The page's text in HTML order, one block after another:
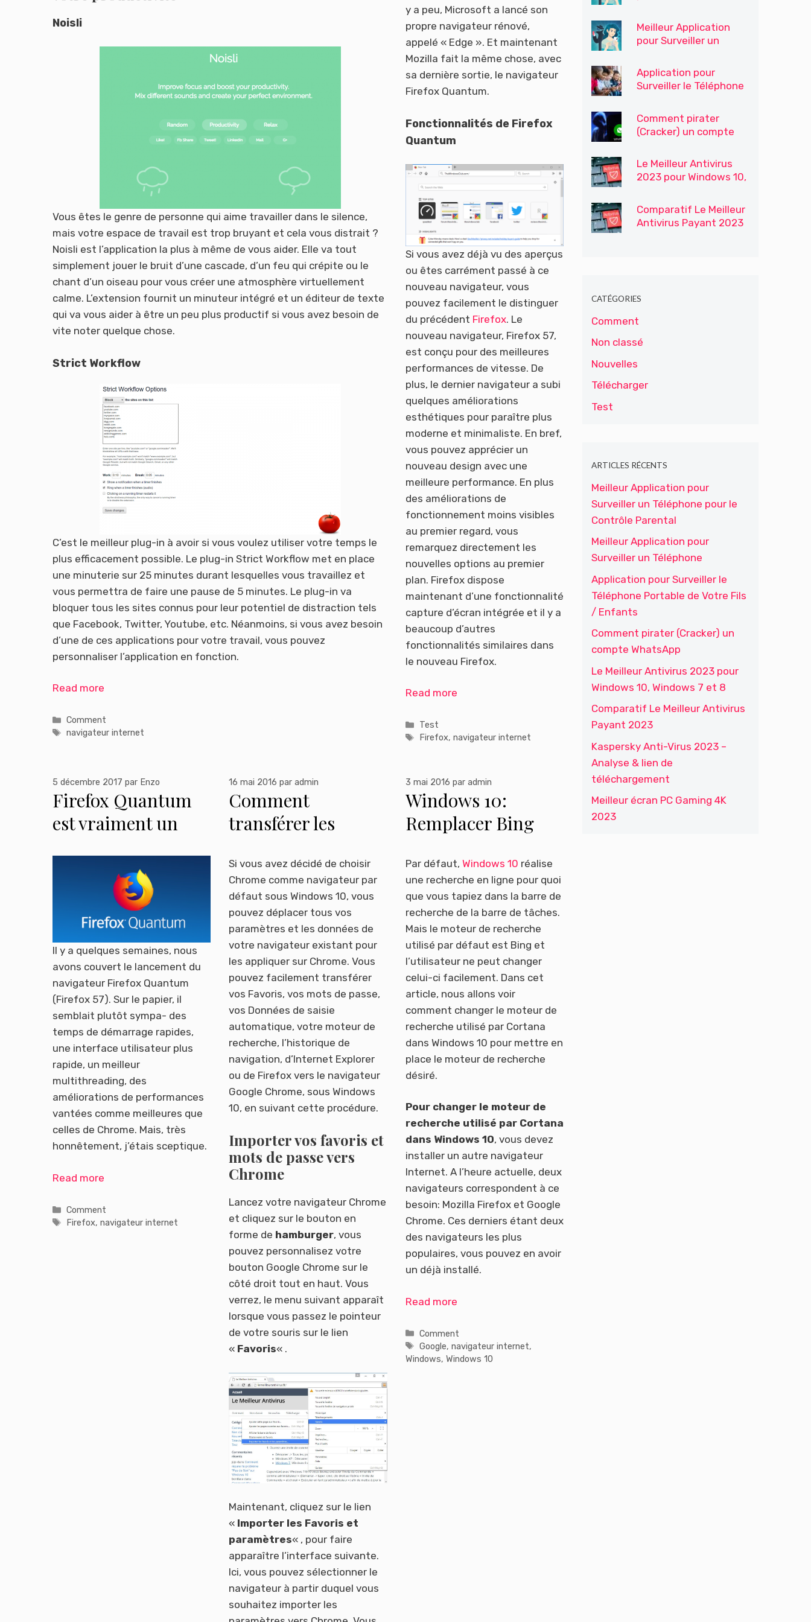
Noisli
Vous êtes le genre de personne qui aime travailler dans le silence,
mais votre espace de travail est trop bruyant et cela vous distrait ?
Noisli est l’application la plus à même de vous aider. Elle va tout
simplement jouer le bruit d’une cascade, d’un feu qui crépite ou le
chant d’un oiseau pour vous créer une atmosphère virtuellement
calme. L’extension fournit un minuteur intégré et un éditeur de texte
qui va vous aider à être un peu plus productif si vous avez besoin de
vite noter quelque chose.
Strict Workflow
C’est le meilleur plug-in à avoir si vous voulez utiliser votre temps le
plus efficacement possible. Le plug-in Strict Workflow met en place
une minuterie sur 25 minutes durant lesquelles vous travaillez et
vous permettra de faire une pause de 5 minutes. Le plug-in va
bloquer tous les sites connus pour leur potentiel de distraction tels
que Facebook, Twitter, Youtube, etc. Néanmoins, si vous avez besoin
d’une de ces applications pour votre travail, vous pouvez
personnaliser l’application en fonction.
Read more
Catégories
Comment
Étiquettes
navigateur internet
y a peu, Microsoft a lancé son
propre navigateur rénové,
appelé « Edge ». Et maintenant
Mozilla fait la même chose, avec
sa dernière sortie, le navigateur
Firefox Quantum.
Fonctionnalités de Firefox
Quantum
Si vous avez déjà vu des aperçus
ou êtes carrément passé à ce
nouveau navigateur, vous
pouvez facilement le distinguer
du précédent Firefox. Le
nouveau navigateur, Firefox 57,
est conçu pour des meilleures
performances de vitesse. De
plus, le dernier navigateur a subi
quelques améliorations
esthétiques pour paraître plus
moderne et minimaliste. En bref,
vous pouvez apprécier un
nouveau design avec une
meilleure performance. En plus
des améliorations de
fonctionnement moins visibles
au premier regard, vous
remarquez directement les
nouvelles options au premier
plan. Firefox dispose
maintenant d’une fonctionnalité
capture d’écran intégrée et il y a
beaucoup d’autres
fonctionnalités similaires dans
le nouveau Firefox.
Read more
Catégories
Test
Étiquettes
Firefox,navigateur internet
Firefox Quantum
est vraiment un
5 décembre 2017 par Enzo
Il y a quelques semaines, nous
avons couvert le lancement du
navigateur Firefox Quantum
(Firefox 57). Sur le papier, il
semblait plutôt sympa- des
temps de démarrage rapides,
une interface utilisateur plus
rapide, un meilleur
multithreading, des
améliorations de performances
vantées comme meilleures que
celles de Chrome. Mais, très
honnêtement, j’étais sceptique.
Read more
Catégories
Comment
Étiquettes
Firefox,navigateur internet
Comment
transférer les
explorer, Firefox ou
Edge vers Chrome
16 mai 2016 paradmin
Si vous avez décidé de choisir
Chrome comme navigateur par
défaut sous Windows 10, vous
pouvez déplacer tous vos
paramètres et les données de
votre navigateur existant pour
les appliquer sur Chrome. Vous
pouvez facilement transférer
vos Favoris, vos mots de passe,
vos Données de saisie
automatique, votre moteur de
recherche, l’historique de
navigation, d’Internet Explorer
ou de Firefox vers le navigateur
Google Chrome, sous Windows
10, en suivant cette procédure.
Importer vos favoris et
mots de passe vers
Chrome
Lancez votre navigateur Chrome
et cliquez sur le bouton en
forme de hamburger, vous
pouvez personnalisez votre
bouton Google Chrome sur le
côté droit tout en haut. Vous
verrez, le menu suivant apparaît
lorsque vous passez le pointeur
de votre souris sur le lien
« Favoris« .
Maintenant, cliquez sur le lien
« Importer les Favoris et
paramètres« , pour faire
apparaître l’interface suivante.
Ici, vous pouvez sélectionner le
navigateur à partir duquel vous
souhaitez importer les
Windows 10:
Remplacer Bing
recherche dans
cortana
3 mai 2016 par admin
Par défaut, Windows 10 réalise
une recherche en ligne pour quoi
que vous tapiez dans la barre de
recherche de la barre de tâches.
Mais le moteur de recherche
utilisé par défaut est Bing et
l’utilisateur ne peut changer
celui-ci facilement. Dans cet
article, nous allons voir
comment changer le moteur de
recherche utilisé par Cortana
dans Windows 10 pour mettre en
place le moteur de recherche
désiré.
Pour changer le moteur de
recherche utilisé par Cortana
dans Windows 10, vous devez
installer un autre navigateur
Internet. A l’heure actuelle, deux
navigateurs correspondent à ce
besoin: Mozilla Firefox et Google
Chrome. Ces derniers étant deux
des navigateurs les plus
populaires, vous pouvez en avoir
un déjà installé.
Read more
Catégories
Comment
Étiquettes
Google,navigateur internet,
Windows, Windows 10
Contrôle Parental
Meilleur Application
pour Surveiller un
Application pour
Surveiller le Téléphone
Enfants
Comment pirater
(Cracker) un compte
Le Meilleur Antivirus
2023 pour Windows 10,
Comparatif Le Meilleur
Antivirus Payant 2023
CATÉGORIES
Comment
Non classé
Nouvelles
Télécharger
Test
ARTICLES RÉCENTS
Meilleur Application pour
Surveiller un Téléphone pour le
Contrôle Parental
Meilleur Application pour
Surveiller un Téléphone
Application pour Surveiller le
Téléphone Portable de Votre Fils
/ Enfants
Comment pirater (Cracker) un
compte WhatsApp
Le Meilleur Antivirus 2023 pour
Windows 10, Windows 7 et 8
Comparatif Le Meilleur Antivirus
Payant 2023
Kaspersky Anti-Virus 2023 –
Analyse & lien de
téléchargement
Meilleur écran PC Gaming 4K
2023